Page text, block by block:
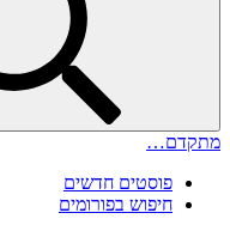
מתקדם…
פוסטים חדשים
חיפוש בפורומים